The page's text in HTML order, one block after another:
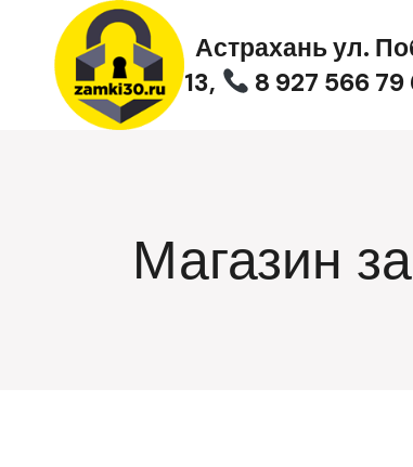
содержимому
Астрахань ул.
13,
8 927 566 79
Магазин